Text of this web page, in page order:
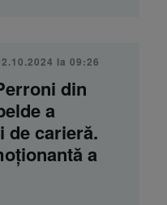
la 09:26
din
a
de carieră.
a